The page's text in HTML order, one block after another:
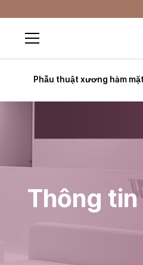
Phẫu thuật xương hàm
Thông